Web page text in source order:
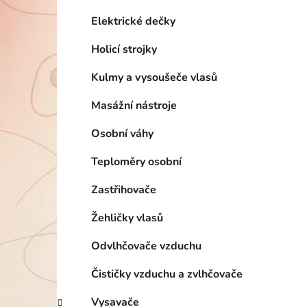
p
n
e
l
Elektrické dečky
Holicí strojky
Kulmy a vysoušeče vlasů
Masážní nástroje
Osobní váhy
Teploměry osobní
Zastřihovače
Žehličky vlasů
Odvlhčovače vzduchu
Čističky vzduchu a zvlhčovače
Vysavače